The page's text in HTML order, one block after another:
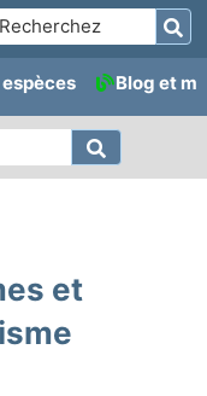
Blog et
et